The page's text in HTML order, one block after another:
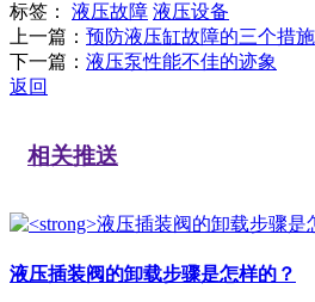
标签： 液压故障 液压设备
上一篇： 预防液压缸故障的三个措施
下一篇： 液压泵性能不佳的迹象
返回
相关推送
液压插装阀的卸载步骤是怎样的？